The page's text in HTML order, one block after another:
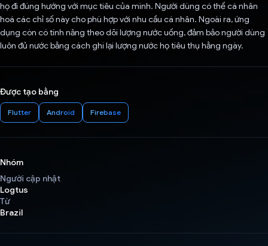
họ đi đúng hướng với mục tiêu của mình. Người dùng có thể cá nhân
hoá các chỉ số này cho phù hợp với nhu cầu cá nhân. Ngoài ra, ứng
dụng còn có tính năng theo dõi lượng nước uống, đảm bảo người dùng
luôn đủ nước bằng cách ghi lại lượng nước họ tiêu thụ hằng ngày.
Được tạo bằng
Flutter Android Firebase
Nhóm
Người cập nhật
Logtus
Từ
Brazil